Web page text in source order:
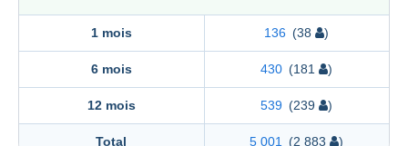
1 mois 136 (38 )
6 mois 430 (181 )
12 mois 539 (239 )
Total 5 001 (2 883 )